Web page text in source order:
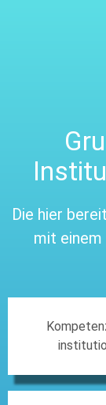
Die hier
mit